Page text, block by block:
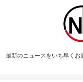
最新のニュースをいち早く